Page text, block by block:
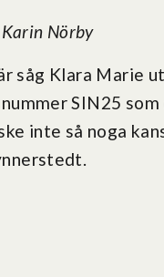
Nörby
såg Klara Marie
SIN25
inte så noga